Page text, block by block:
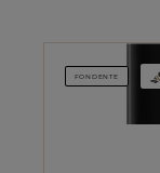
FONDENTE